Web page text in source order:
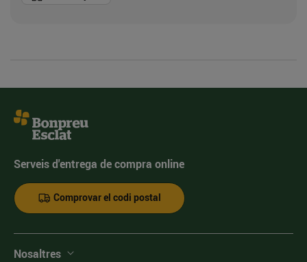
Serveis d'entrega de compra online
Comprovar el codi postal
Nosaltres